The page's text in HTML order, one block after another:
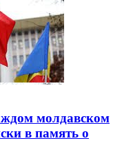
молдавском
в память о